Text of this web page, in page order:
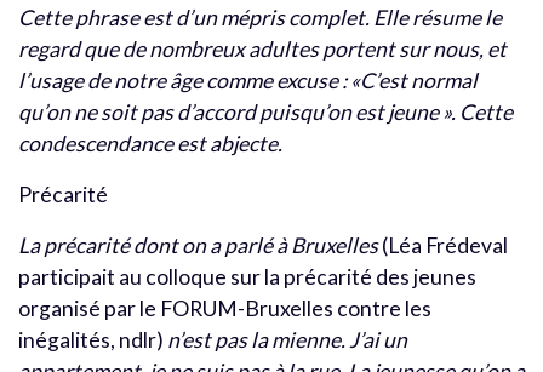
Cette phrase est d’un mépris complet. Elle résume le
regard que de nombreux adultes portent sur nous, et
l’usage de notre âge comme excuse : «C’est normal
qu’on ne soit pas d’accord puisqu’on est jeune ». Cette
condescendance est abjecte.
Précarité
La précarité dont on a parlé à Bruxelles(Léa Frédeval
participait au colloque sur la précarité des jeunes
organisé par le FORUM-Bruxelles contre les
inégalités, ndlr) n’est pas la mienne. J’ai un